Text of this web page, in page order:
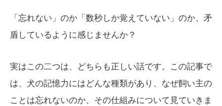
「忘れない」のか「数秒しか覚えていない」のか、矛
盾しているように感じませんか？
実はこの二つは、どちらも正しい話です。この記事で
は、犬の記憶力にはどんな種類があり、なぜ飼い主の
ことは忘れないのか、その仕組みについて見ていきま